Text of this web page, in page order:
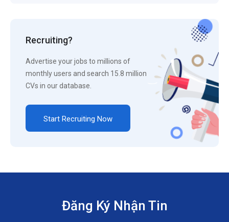
Recruiting?
Advertise your jobs to millions of
monthly users and search 15.8 million
CVs in our database.
Start Recruiting Now
Đăng Ký Nhận Tin